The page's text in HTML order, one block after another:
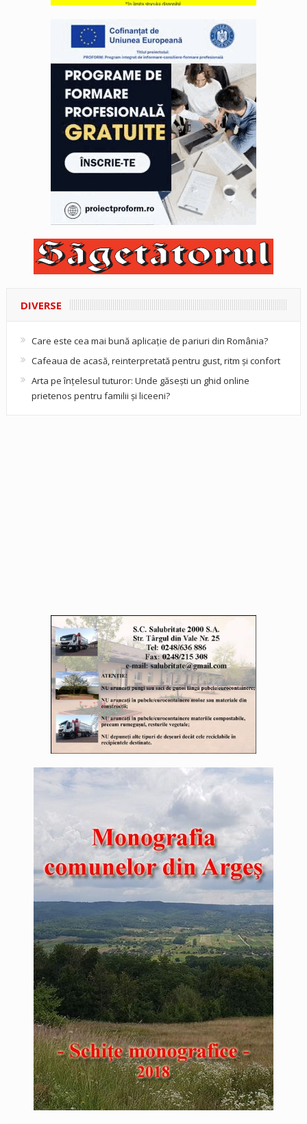
DIVERSE
Care este cea mai bună aplicație de pariuri din România?
Cafeaua de acasă, reinterpretată pentru gust, ritm și confort
Arta pe înțelesul tuturor: Unde găsești un ghid online
prietenos pentru familii și liceeni?